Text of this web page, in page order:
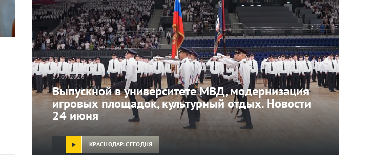
27.07.2026
Выпускной в университете МВД, модернизация
игровых площадок, культурный отдых. Новости
24 июня
КРАСНОДАР. СЕГОДНЯ